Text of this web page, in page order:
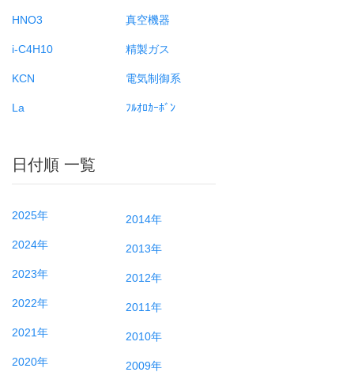
HNO3
i-C4H10
KCN
La
真空機器
精製ガス
電気制御系
ﾌﾙｵﾛｶｰﾎﾞﾝ
日付順 一覧
2025年
2024年
2023年
2022年
2021年
2020年
2014年
2013年
2012年
2011年
2010年
2009年